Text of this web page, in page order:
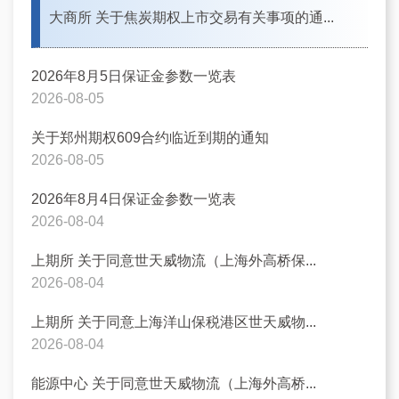
大商所 关于焦炭期权上市交易有关事项的通...
2026年8月5日保证金参数一览表
2026-08-05
关于郑州期权609合约临近到期的通知
2026-08-05
2026年8月4日保证金参数一览表
2026-08-04
上期所 关于同意世天威物流（上海外高桥保...
2026-08-04
上期所 关于同意上海洋山保税港区世天威物...
2026-08-04
能源中心 关于同意世天威物流（上海外高桥...